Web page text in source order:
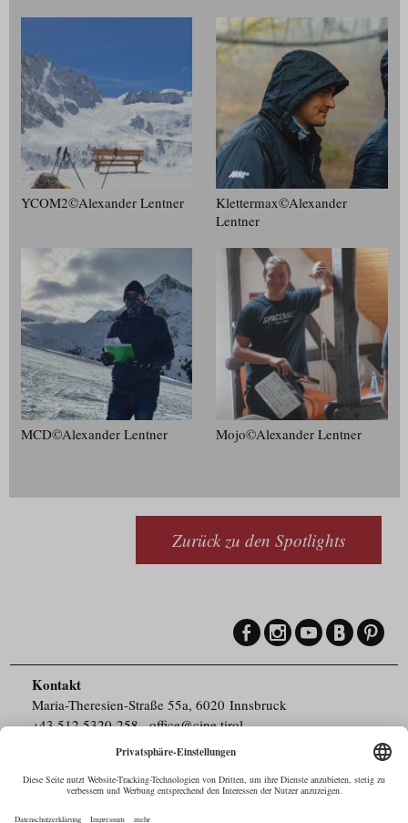
YCOM2©Alexander Lentner
Klettermax©Alexander
Lentner
MCD©Alexander Lentner Mojo©Alexander Lentner
Zurück zu den Spotlights
Kontakt
Maria-Theresien-Straße 55a, 6020 Innsbruck
+43.512.5320-258,office@cine.tirol
Barrierefreiheit
Pressebereich
Datenschutz